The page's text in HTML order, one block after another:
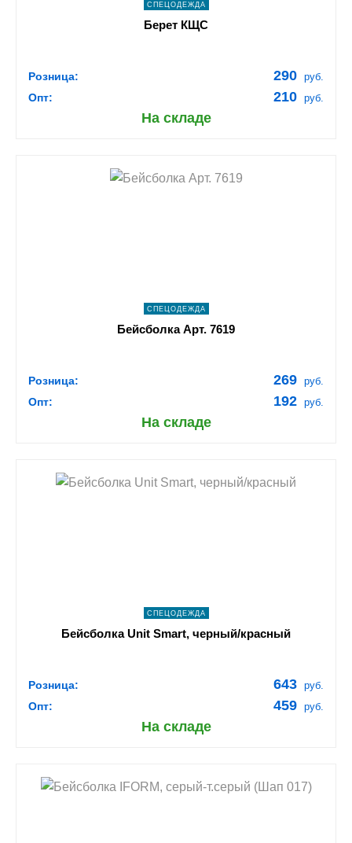
СПЕЦОДЕЖДА
Берет КЩС
Розница: 290 руб.
Опт: 210 руб.
На складе
shopping_cart В КОРЗИНУ
СПЕЦОДЕЖДА
Бейсболка Арт. 7619
Розница: 269 руб.
Опт: 192 руб.
На складе
shopping_cart В КОРЗИНУ
СПЕЦОДЕЖДА
Бейсболка Unit Smart, черный/красный
Розница: 643 руб.
Опт: 459 руб.
На складе
shopping_cart В КОРЗИНУ